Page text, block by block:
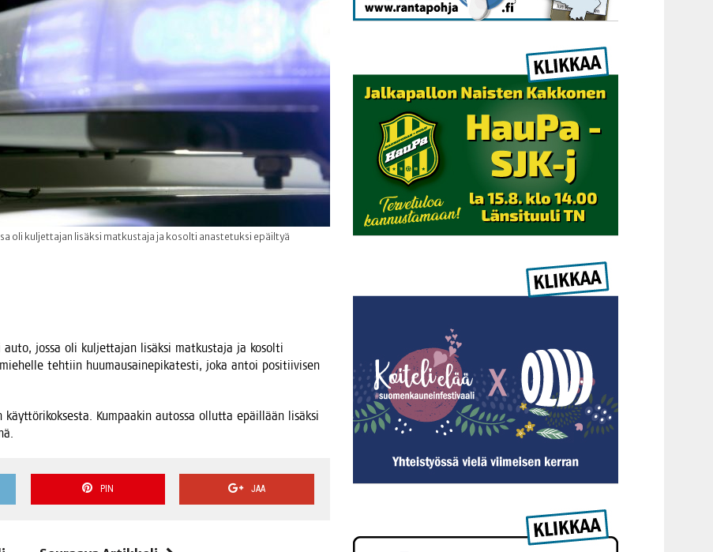
oli kuljettajan lisäksi matkustaja ja kosolti anastetuksi epäiltyä
jos­sa oli kul­jet­ta­jan lisäk­si mat­kus­ta­ja ja kosol­ti
teh­tiin huu­mausai­ne­pi­ka­tes­ti, joka antoi posi­tii­vi­sen
Kum­paa­kin autos­sa ollut­ta epäil­lään lisäk­si
PIN JAA